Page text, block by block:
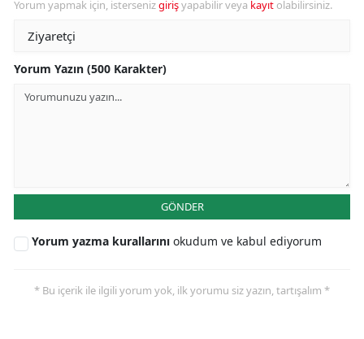
Yorum yapmak için, istersenizgirişyapabilir veya kayıt olabilirsiniz.
Yorum Yazın (500 Karakter)
GÖNDER
Yorum yazma kurallarını okudum ve kabul ediyorum
* Bu içerik ile ilgili yorum yok, ilk yorumu siz yazın, tartışalım *